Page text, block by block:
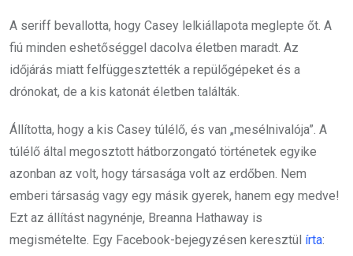
A seriff bevallotta, hogy Casey lelkiállapota meglepte őt. A
fiú minden eshetőséggel dacolva életben maradt. Az
időjárás miatt felfüggesztették a repülőgépeket és a
drónokat, de a kis katonát életben találták.
Állította, hogy a kis Casey túlélő, és van „mesélnivalója”. A
túlélő által megosztott hátborzongató történetek egyike
azonban az volt, hogy társasága volt az erdőben. Nem
emberi társaság vagy egy másik gyerek, hanem egy medve!
Ezt az állítást nagynénje, Breanna Hathaway is
megismételte. Egy Facebook-bejegyzésen keresztül írta: